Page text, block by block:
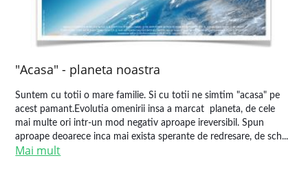
"Acasa" - planeta noastra
Suntem cu totii o mare familie. Si cu totii ne simtim "acasa" pe
acest pamant.Evolutia omenirii insa a marcat planeta, de cele
mai multe ori intr-un mod negativ aproape ireversibil. Spun
aproape deoarece inca mai exista sperante de redresare, de sch...
Mai mult